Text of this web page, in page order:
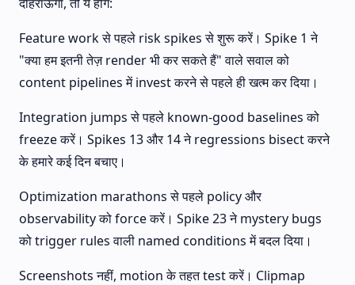
Feature work से पहले risk spikes से शुरू करें। Spike 1 ने
"क्या हम इतनी तेज़ render भी कर सकते हैं" वाले सवाल को
content pipelines में invest करने से पहले ही खत्म कर दिया।
Integration jumps से पहले known-good baselines को
freeze करें। Spikes 13 और 14 ने regressions bisect करने
के हमारे कई दिन बचाए।
Optimization marathons से पहले policy और
observability को force करें। Spike 23 ने mystery bugs
को trigger rules वाली named conditions में बदल दिया।
Screenshots नहीं, motion के तहत test करें। Clipmap